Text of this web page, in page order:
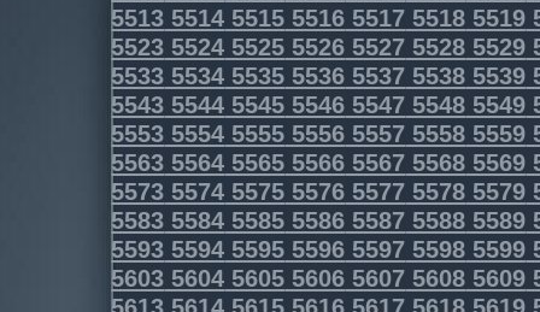
5513 5514 5515 5516 5517 5518 5519
5523 5524 5525 5526 5527 5528 5529
5533 5534 5535 5536 5537 5538 5539
5543 5544 5545 5546 5547 5548 5549
5553 5554 5555 5556 5557 5558 5559
5563 5564 5565 5566 5567 5568 5569
5573 5574 5575 5576 5577 5578 5579
5583 5584 5585 5586 5587 5588 5589
5593 5594 5595 5596 5597 5598 5599
5603 5604 5605 5606 5607 5608 5609